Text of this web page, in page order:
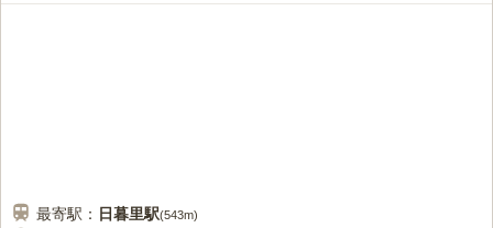
最寄駅： 日暮里駅(543m)